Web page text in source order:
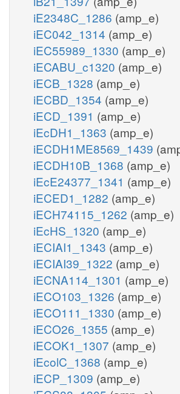
iE2348C_1286 (amp_e)
iEC042_1314 (amp_e)
iEC55989_1330 (amp_e)
iECABU_c1320 (amp_e)
iECB_1328 (amp_e)
iECBD_1354 (amp_e)
iECD_1391 (amp_e)
iEcDH1_1363 (amp_e)
iECDH1ME8569_1439
iECDH10B_1368 (amp_e)
iEcE24377_1341 (amp_e)
iECED1_1282 (amp_e)
iECH74115_1262 (amp_e)
iEcHS_1320 (amp_e)
iECIAI1_1343 (amp_e)
iECIAI39_1322 (amp_e)
iECNA114_1301 (amp_e)
iECO103_1326 (amp_e)
iECO111_1330 (amp_e)
iECO26_1355 (amp_e)
iECOK1_1307 (amp_e)
iEcolC_1368 (amp_e)
iECP_1309 (amp_e)